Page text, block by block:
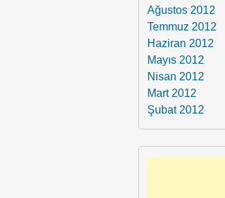
Ağustos 2012
Temmuz 2012
Haziran 2012
Mayıs 2012
Nisan 2012
Mart 2012
Şubat 2012